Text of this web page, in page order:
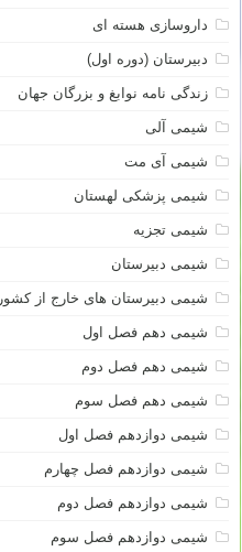
داروسازی هسته ای
دبیرستان (دوره اول)
زندگی نامه نوابغ و بزرگان جهان
شیمی آلی
شیمی آی مت
شیمی پزشکی لهستان
شیمی تجزیه
شیمی دبیرستان
شیمی دبیرستان های خارج از کشور
شیمی دهم فصل اول
شیمی دهم فصل دوم
شیمی دهم فصل سوم
شیمی دوازدهم فصل اول
شیمی دوازدهم فصل چهارم
شیمی دوازدهم فصل دوم
شیمی دوازدهم فصل سوم